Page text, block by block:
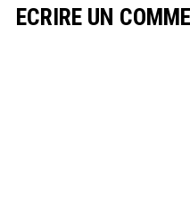
ECRIRE UN